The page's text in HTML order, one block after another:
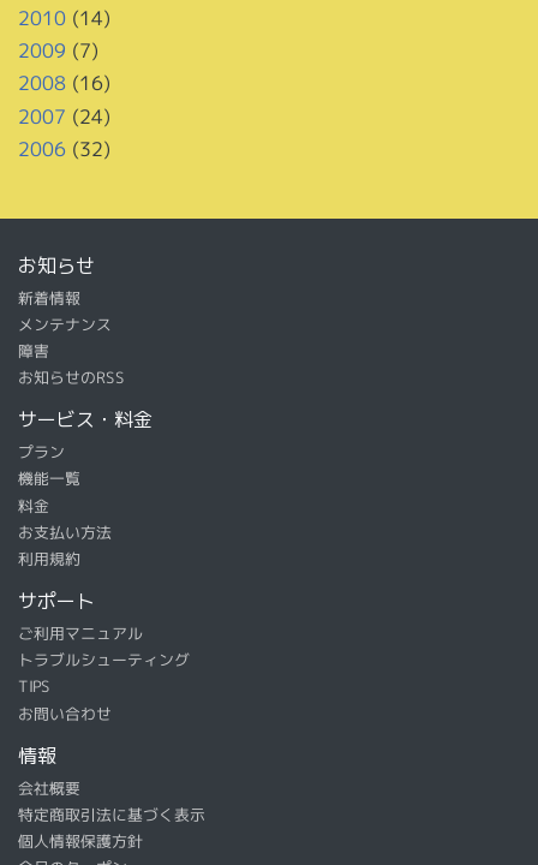
2010(14)
2009 (7)
2008 (16)
2007 (24)
2006 (32)
お知らせ
新着情報
メンテナンス
障害
お知らせのRSS
サービス・料金
プラン
機能一覧
料金
お支払い方法
利用規約
サポート
ご利用マニュアル
トラブルシューティング
TIPS
お問い合わせ
情報
会社概要
特定商取引法に基づく表示
個人情報保護方針